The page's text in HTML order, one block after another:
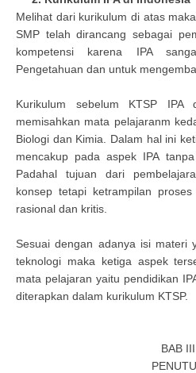
Melihat dari kurikulum di atas
SMP telah dirancang sebagai
kompetensi karena IPA
Pengetahuan dan untuk
Kurikulum sebelum KTSP IPA
memisahkan mata pelajaranm
Biologi dan Kimia. Dalam hal ini
mencakup pada aspek IPA
Padahal tujuan dari
konsep tetapi ketrampilan
rasional dan kritis.
Sesuai dengan adanya isi materi
teknologi maka ketiga aspek
mata pelajaran yaitu pendidikan
diterapkan dalam kurikulum KTSP.
BAB III